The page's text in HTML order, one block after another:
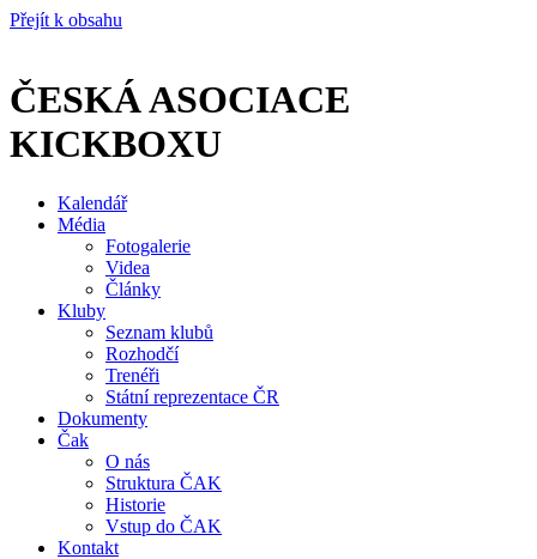
Přejít k obsahu
ČESKÁ ASOCIACE
KICKBOXU
Kalendář
Média
Fotogalerie
Videa
Články
Kluby
Seznam klubů
Rozhodčí
Trenéři
Státní reprezentace ČR
Dokumenty
Čak
O nás
Struktura ČAK
Historie
Vstup do ČAK
Kontakt